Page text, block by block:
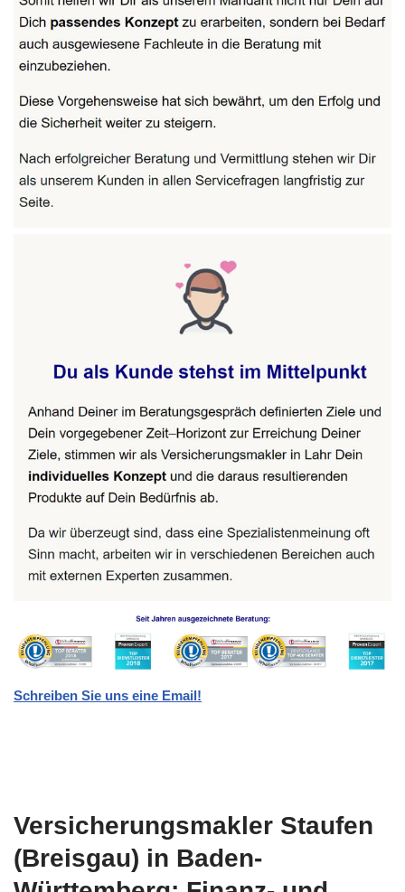
Schreiben Sie uns eine Email!
Versicherungsmakler Staufen
(Breisgau) in Baden-